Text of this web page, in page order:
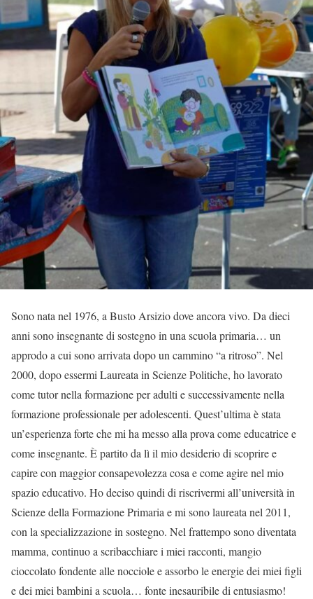
Sono nata nel 1976, a Busto Arsizio dove ancora vivo. Da dieci
anni sono insegnante di sostegno in una scuola primaria… un
approdo a cui sono arrivata dopo un cammino “a ritroso”. Nel
2000, dopo essermi Laureata in Scienze Politiche, ho lavorato
come tutor nella formazione per adulti e successivamente nella
formazione professionale per adolescenti. Quest’ultima è stata
un’esperienza forte che mi ha messo alla prova come educatrice e
come insegnante. È partito da lì il mio desiderio di scoprire e
capire con maggior consapevolezza cosa e come agire nel mio
spazio educativo. Ho deciso quindi di riscrivermi all’università in
Scienze della Formazione Primaria e mi sono laureata nel 2011,
con la specializzazione in sostegno. Nel frattempo sono diventata
mamma, continuo a scribacchiare i miei racconti, mangio
cioccolato fondente alle nocciole e assorbo le energie dei miei figli
e dei miei bambini a scuola… fonte inesauribile di entusiasmo!